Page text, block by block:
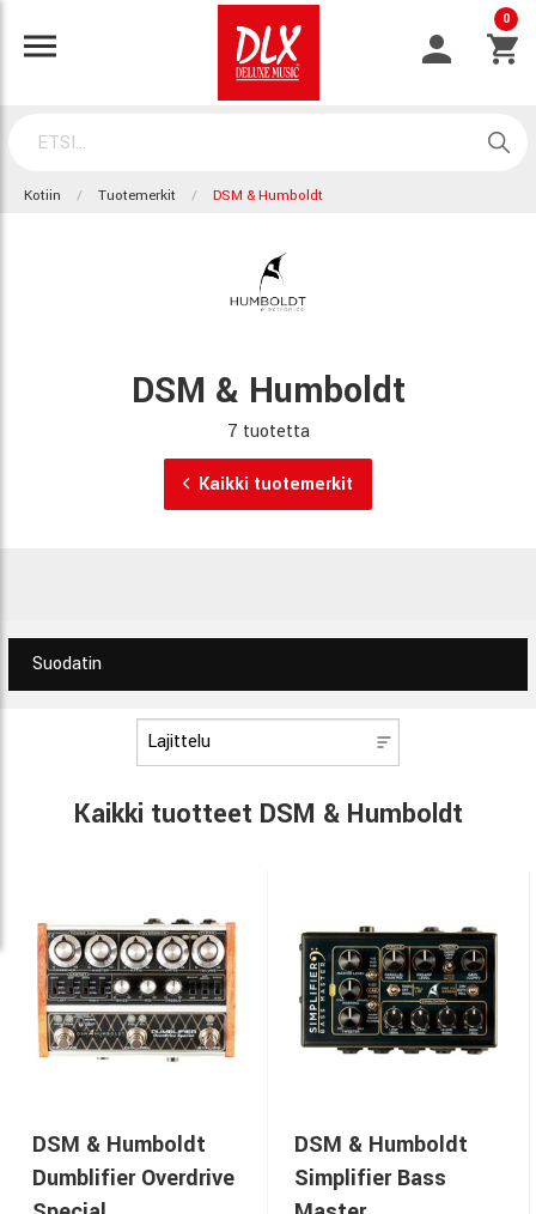
0
Kotiin Tuotemerkit DSM & Humboldt
DSM & Humboldt
7 tuotetta
Kaikki tuotemerkit
Suodatin
Kaikki tuotteet DSM & Humboldt
DSM & Humboldt
Dumblifier Overdrive
DSM & Humboldt
Simplifier Bass